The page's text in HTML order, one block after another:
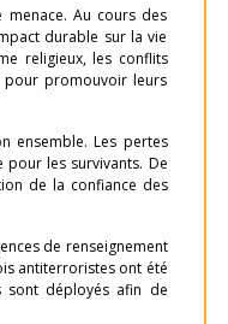
Au cours des
durable sur la vie
religieux, les conflits
pour promouvoir leurs
ensemble. Les pertes
pour les survivants. De
de la confiance des
de renseignement
antiterroristes ont été
sont déployés afin de